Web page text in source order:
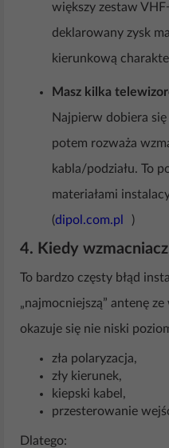
większy zestaw
deklarowany zysk
kierunkową
Masz kilka
Najpierw dobiera się
potem rozważa
kabla/podziału. To
materiałami
(dipol.com.pl )
4. Kiedy
To bardzo częsty błąd
„najmocniejszą” antenę
okazuje się nie niski
zła polaryzacja,
zły kierunek,
kiepski kabel,
przesterowanie
Dlatego: